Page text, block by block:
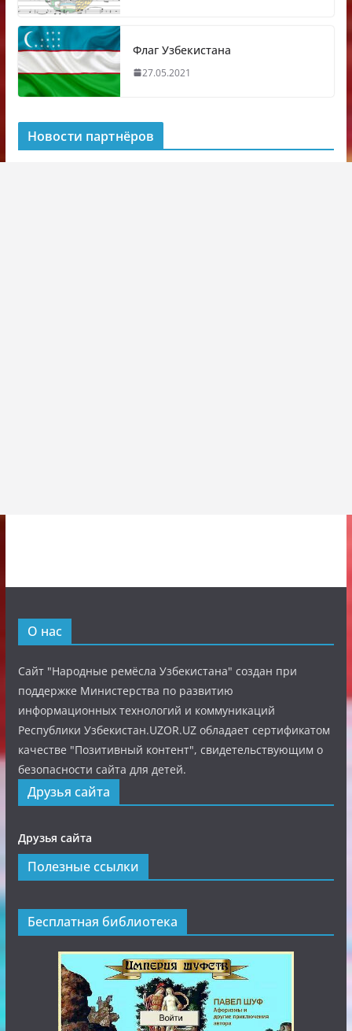
Флаг Узбекистана
27.05.2021
Новости партнёров
О нас
Сайт "Народные ремёсла Узбекистана" создан при
поддержке Министерства по развитию
информационных технологий и коммуникаций
Республики Узбекистан.UZOR.UZ обладает сертификатом
качестве "Позитивный контент", свидетельствующим о
безопасности сайта для детей.
Друзья сайта
Друзья сайта
Полезные ссылки
Бесплатная библиотека